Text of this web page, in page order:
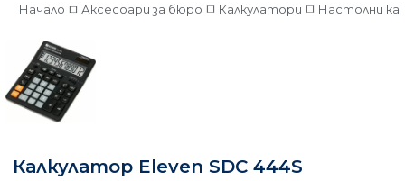
Начало Аксесоари за бюро Калкулатори Настолни
Калкулатор Eleven SDC 444S